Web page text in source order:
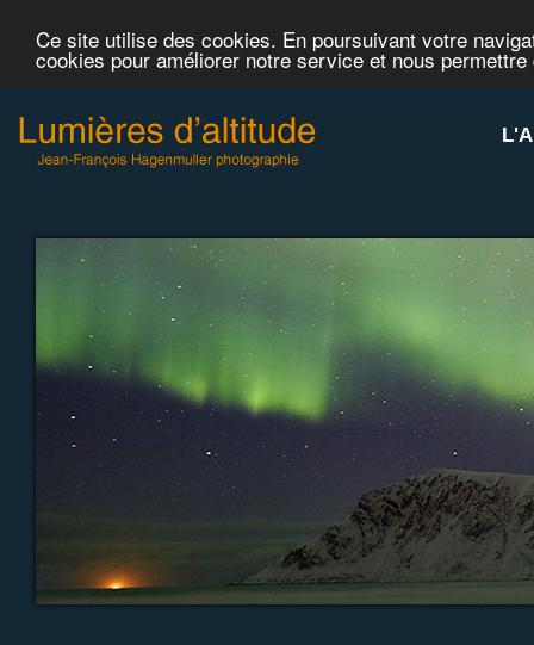
Ce site utilise des cookies. En poursuivant votre
cookies pour améliorer notre service et nous